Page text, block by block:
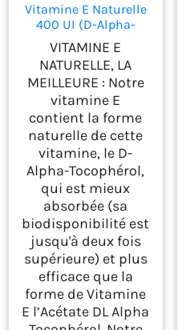
Vitamine E Naturelle
400 UI (D-Alpha-
Tocophérol), 200
Capsules (plus de 6
mois de traitement),
Avec de l'Huile d'Olive
Vierge Extra |
Antioxydant Puissant
et Anti-âge |
Zenement
VITAMINE E
NATURELLE, LA
MEILLEURE : Notre
vitamine E
contient la forme
naturelle de cette
vitamine, le D-
Alpha-Tocophérol,
qui est mieux
absorbée (sa
biodisponibilité est
jusqu'à deux fois
supérieure) et plus
efficace que la
forme de Vitamine
E l’Acétate DL Alpha